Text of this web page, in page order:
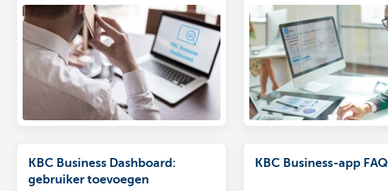
KBC Business Dashboard:
gebruiker toevoegen
KBC Business-app FAQ